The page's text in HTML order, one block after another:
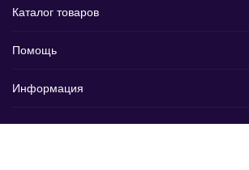
Каталог товаров
Помощь
Информация